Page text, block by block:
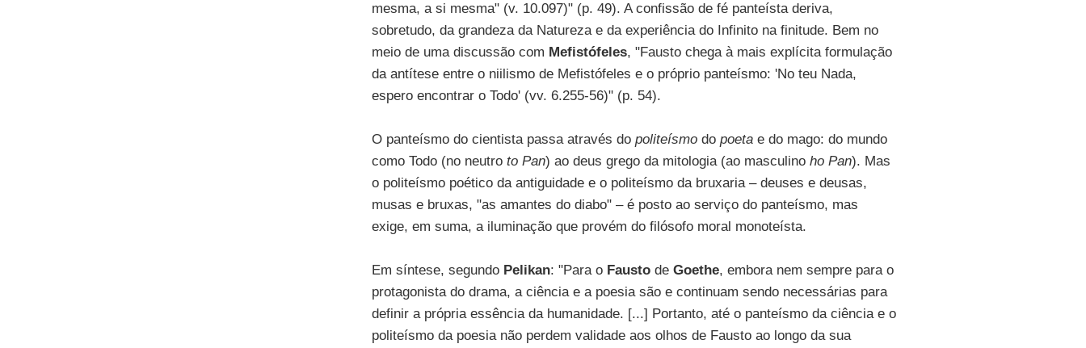
mesma, a si mesma" (v. 10.097)" (p. 49). A confissão de fé panteísta deriva,
sobretudo, da grandeza da Natureza e da experiência do Infinito na finitude. Bem no
meio de uma discussão com Mefistófeles, "Fausto chega à mais explícita formulação
da antítese entre o niilismo de Mefistófeles e o próprio panteísmo: 'No teu Nada,
espero encontrar o Todo' (vv. 6.255-56)" (p. 54).
O panteísmo do cientista passa através do politeísmodo poetae do mago: do mundo
como Todo (no neutro to Pan) ao deus grego da mitologia (ao masculino ho Pan). Mas
o politeísmo poético da antiguidade e o politeísmo da bruxaria – deuses e deusas,
musas e bruxas, "as amantes do diabo" – é posto ao serviço do panteísmo, mas
exige, em suma, a iluminação que provém do filósofo moral monoteísta.
Em síntese, segundo Pelikan: "Para o Faustode Goethe, embora nem sempre para o
protagonista do drama, a ciência e a poesia são e continuam sendo necessárias para
definir a própria essência da humanidade. [...] Portanto, até o panteísmo da ciência e o
politeísmo da poesia não perdem validade aos olhos de Fausto ao longo da sua